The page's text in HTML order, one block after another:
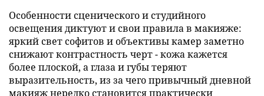
Особенности сценического и студийного
освещения диктуют и свои правила в макияже:
яркий свет софитов и объективы камер заметно
снижают контрастность черт - кожа кажется
более плоской, а глаза и губы теряют
выразительность, из за чего привычный дневной
макияж нередко становится практически